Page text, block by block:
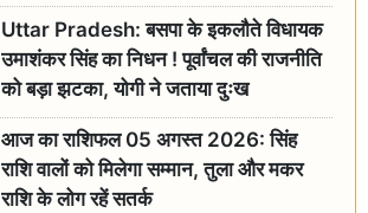
Uttar Pradesh: बसपा के इकलौते विधायक
उमाशंकर सिंह का निधन ! पूर्वांचल की राजनीति
को बड़ा झटका, योगी ने जताया दुःख
आज का राशिफल 05 अगस्त 2026: सिंह
राशि वालों को मिलेगा सम्मान, तुला और मकर
राशि के लोग रहें सतर्क